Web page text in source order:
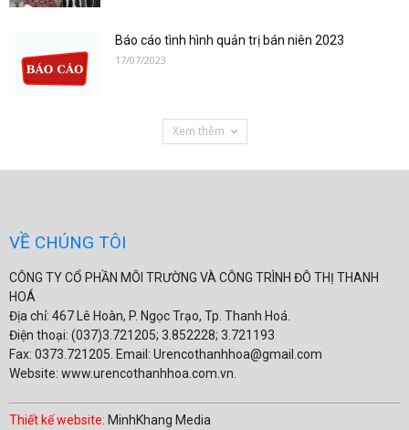
Báo cáo tình hình quản trị bán niên 2023
17/07/2023
Xem thêm
VỀ CHÚNG TÔI
CÔNG TY CỔ PHẦN MÔI TRƯỜNG VÀ CÔNG TRÌNH ĐÔ THỊ THANH
HOÁ
Địa chỉ: 467 Lê Hoàn, P. Ngọc Trạo, Tp. Thanh Hoá.
Điện thoại: (037)3.721205; 3.852228; 3.721193
Fax: 0373.721205. Email: Urencothanhhoa@gmail.com
Website: www.urencothanhhoa.com.vn.
Thiết kế website: MinhKhang Media